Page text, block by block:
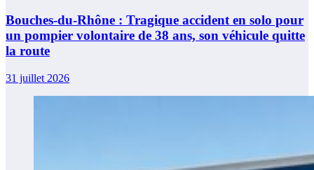
Bouches-du-Rhône : Tragique accident en solo pour
un pompier volontaire de 38 ans, son véhicule quitte
la route
31 juillet 2026